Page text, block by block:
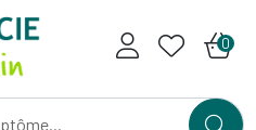
Pharmacie du Therain Votre
0